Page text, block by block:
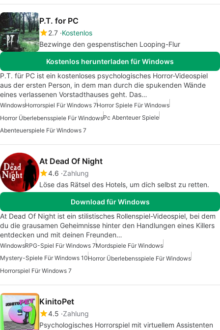
P.T. for PC
2.7 Kostenlos
Bezwinge den gespenstischen Looping-Flur
Kostenlos herunterladen für Windows
P.T. für PC ist ein kostenloses psychologisches Horror-Videospiel
aus der ersten Person, in dem man durch die spukenden Wände
eines verlassenen Vorstadthauses geht. Das…
WindowsHorrorspiel Für Windows 7Horror Spiele Für Windows
Horror Überlebensspiele Für WindowsPc Abenteuer Spiele
Abenteuerspiele Für Windows 7
At Dead Of Night
4.6 Zahlung
Löse das Rätsel des Hotels, um dich selbst zu retten.
Download für Windows
At Dead Of Night ist ein stilistisches Rollenspiel-Videospiel, bei dem
du die grausamen Geheimnisse hinter den Handlungen eines Killers
entdecken und mit deinen Freunden…
WindowsRPG-Spiel Für Windows 7Mordspiele Für Windows
Mystery-Spiele Für Windows 10Horror Überlebensspiele Für Windows
Horrorspiel Für Windows 7
KinitoPet
4.5 Zahlung
Psychologisches Horrorspiel mit virtuellem Assistenten